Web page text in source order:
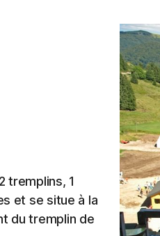
tremplins, 1
et se situe à la
du tremplin de